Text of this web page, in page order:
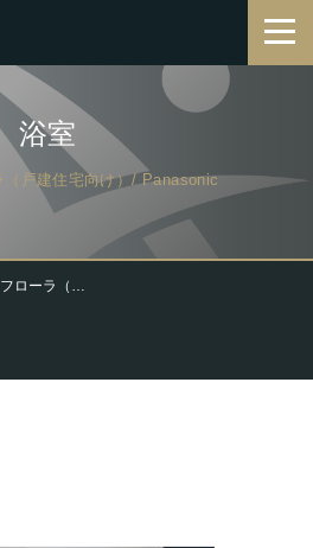
（戸建住宅向け）
浴室
（戸建住宅向け）/ Panasonic